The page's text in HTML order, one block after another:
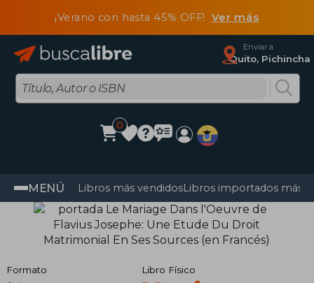
¡Verano con hasta 45% OFF! Ver más
Enviar a
Quito, Pichincha
0
MENÚ Libros más vendidosLibros importados más
Formato
Libro Físico